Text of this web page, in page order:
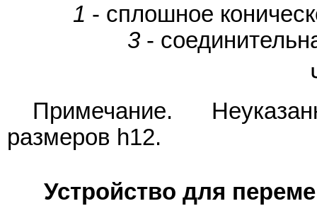
1 - сплошное
3-
Примечание.
размеров h12.
Устройство для